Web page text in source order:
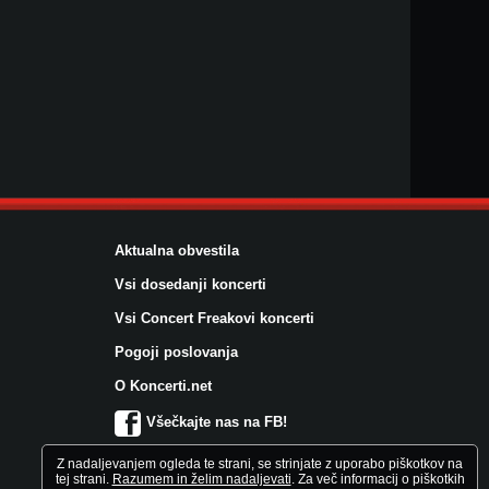
Aktualna obvestila
Vsi dosedanji koncerti
Vsi Concert Freakovi koncerti
Pogoji poslovanja
O Koncerti.net
Všečkajte nas na FB!
Z nadaljevanjem ogleda te strani, se strinjate z uporabo piškotkov na
tej strani. Razumem in želim nadaljevati. Za več informacij o piškotkih